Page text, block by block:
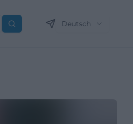
Suchen Deutsch